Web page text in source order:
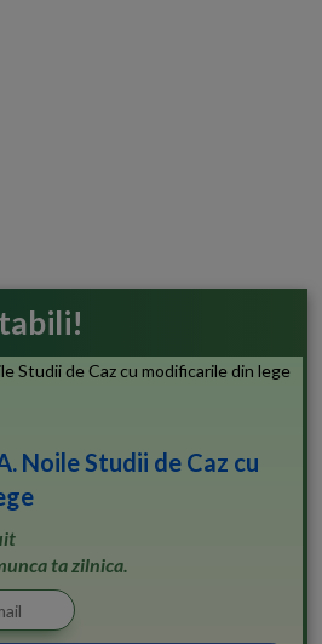
Noile Studii de Caz cu
ta zilnica.